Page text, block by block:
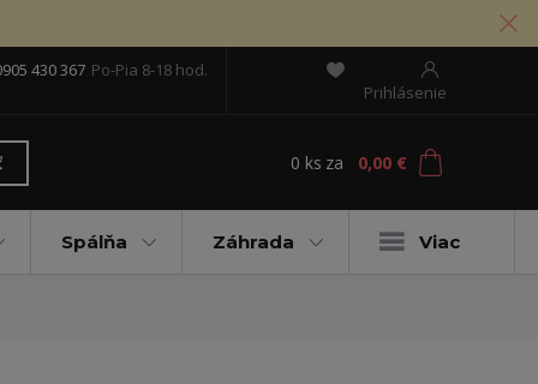
Prihlásenie
430 367 Po-Pia 8-18 hod.
0 ks za 0,00 €
Spálňa Záhrada Viac